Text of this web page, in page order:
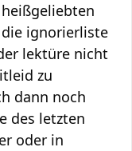
ignorierliste
lektüre nicht
zu
dann noch
des letzten
oder in